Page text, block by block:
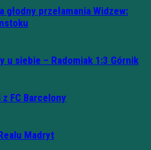
przełamania Widzew:
u siebie – Radomiak 1:3 Górnik
FC Barcelony
Madryt